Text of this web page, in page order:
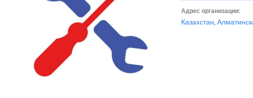
Адрес организации:
Казахстан,